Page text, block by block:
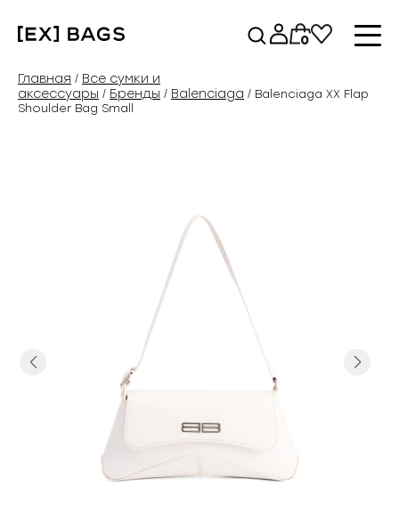
содержимому
0
Главная / Все сумки и
аксессуары / Бренды / Balenciaga / Balenciaga XX Flap
Shoulder Bag Small
Previous Next